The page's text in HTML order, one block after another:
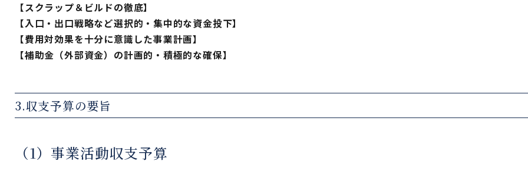
【スクラップ＆ビルドの徹底】
【入口・出口戦略など選択的・集中的な資金投下】
【費用対効果を十分に意識した事業計画】
【補助金（外部資金）の計画的・積極的な確保】
3.収支予算の要旨
（1）事業活動収支予算